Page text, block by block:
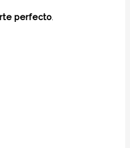
perfecto